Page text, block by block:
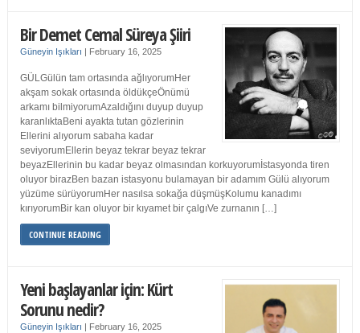
Bir Demet Cemal Süreya Şiiri
Güneyin Işıkları | February 16, 2025
GÜLGülün tam ortasında ağlıyorumHer
akşam sokak ortasında öldükçeÖnümü
arkamı bilmiyorumAzaldığını duyup duyup
karanlıktaBeni ayakta tutan gözlerinin
Ellerini alıyorum sabaha kadar
seviyorumEllerin beyaz tekrar beyaz tekrar
beyazEllerinin bu kadar beyaz olmasından korkuyorumİstasyonda tiren
oluyor birazBen bazan istasyonu bulamayan bir adamım Gülü alıyorum
yüzüme sürüyorumHer nasılsa sokağa düşmüşKolumu kanadımı
kırıyorumBir kan oluyor bir kıyamet bir çalgıVe zurnanın […]
CONTINUE READING
Yeni başlayanlar için: Kürt
Sorunu nedir?
Güneyin Işıkları | February 16, 2025